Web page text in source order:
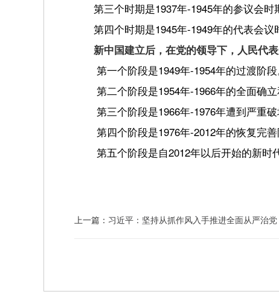
第三个时期是1937年-1945年的参议会时
第四个时期是1945年-1949年的代表会议
新中国建立后，在党的领导下，人民代
第一个阶段是1949年-1954年的过渡阶段
第二个阶段是1954年-1966年的全面确立
第三个阶段是1966年-1976年遭到严重破
第四个阶段是1976年-2012年的恢复完善
第五个阶段是自2012年以后开始的新时
上一篇： 习近平：坚持从抓作风入手推进全面从严治党 把新时代